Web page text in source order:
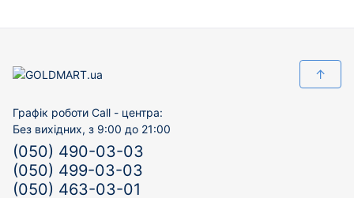
↑
Графік роботи Call - центра:
Без вихідних, з 9:00 до 21:00
(050) 490-03-03
(050) 499-03-03
(050) 463-03-01